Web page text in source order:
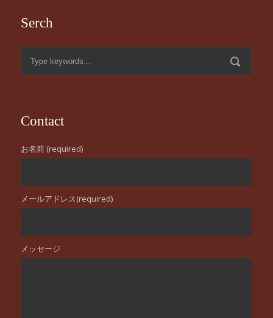
Serch
Contact
お名前 (required)
メールアドレス(required)
メッセージ